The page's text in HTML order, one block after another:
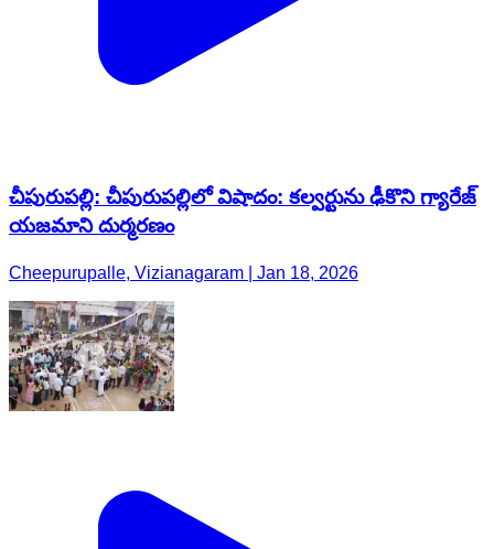
చీపురుపల్లి: చీపురుపల్లిలో విషాదం: కల్వర్టును ఢీకొని గ్యారేజ్
యజమాని దుర్మరణం
Cheepurupalle, Vizianagaram | Jan 18, 2026